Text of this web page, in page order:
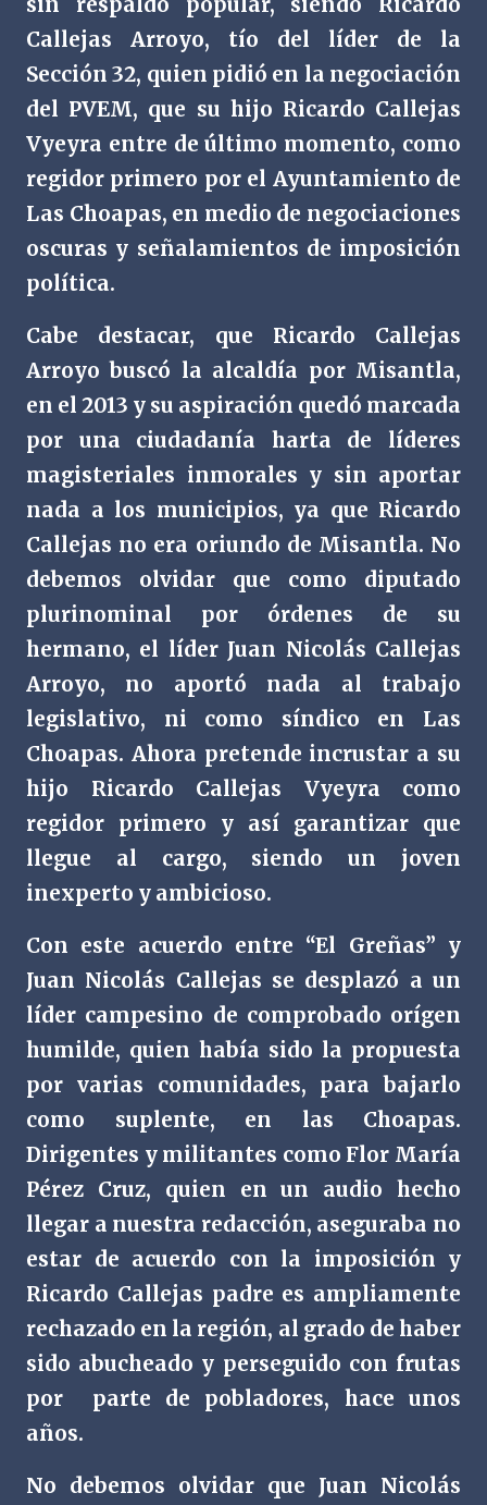
Callejas Arroyo, tío del líder de la
Sección 32, quien pidió en la negociación
del PVEM, que su hijo Ricardo Callejas
Vyeyra entre de último momento, como
regidor primero por el Ayuntamiento de
Las Choapas, en medio de negociaciones
oscuras y señalamientos de imposición
política.
Cabe destacar, que Ricardo Callejas
Arroyo buscó la alcaldía por Misantla,
en el 2013 y su aspiración quedó marcada
por una ciudadanía harta de líderes
magisteriales inmorales y sin aportar
nada a los municipios, ya que Ricardo
Callejas no era oriundo de Misantla. No
debemos olvidar que como diputado
plurinominal por órdenes de su
hermano, el líder Juan Nicolás Callejas
Arroyo, no aportó nada al trabajo
legislativo, ni como síndico en Las
Choapas. Ahora pretende incrustar a su
hijo Ricardo Callejas Vyeyra como
regidor primero y así garantizar que
llegue al cargo, siendo un joven
inexperto y ambicioso.
Con este acuerdo entre “El Greñas” y
Juan Nicolás Callejas se desplazó a un
líder campesino de comprobado orígen
humilde, quien había sido la propuesta
por varias comunidades, para bajarlo
como suplente, en las Choapas.
Dirigentes y militantes como Flor María
Pérez Cruz, quien en un audio hecho
llegar a nuestra redacción, aseguraba no
estar de acuerdo con la imposición y
Ricardo Callejas padre es ampliamente
rechazado en la región, al grado de haber
sido abucheado y perseguido con frutas
por
parte de pobladores, hace unos
años.
No debemos olvidar que Juan Nicolás